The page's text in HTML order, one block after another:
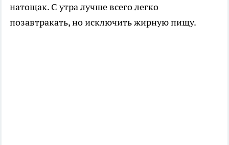
натощак. С утра лучше всего легко
позавтракать, но исключить жирную пищу.